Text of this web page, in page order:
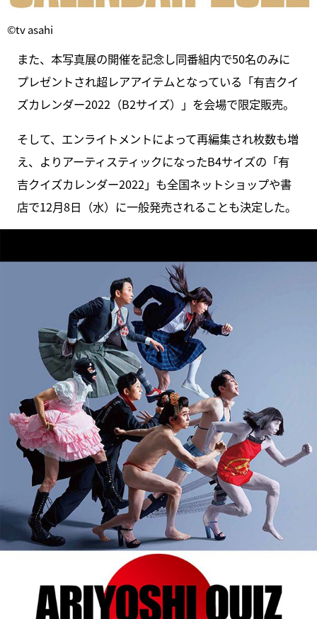
©tv asahi
また、本写真展の開催を記念し同番組内で50名のみに
プレゼントされ超レアアイテムとなっている「有吉クイ
ズカレンダー2022（B2サイズ）」を会場で限定販売。
そして、エンライトメントによって再編集され枚数も増
え、よりアーティスティックになったB4サイズの「有
吉クイズカレンダー2022」も全国ネットショップや書
店で12⽉8⽇（水）に⼀般発売されることも決定した。